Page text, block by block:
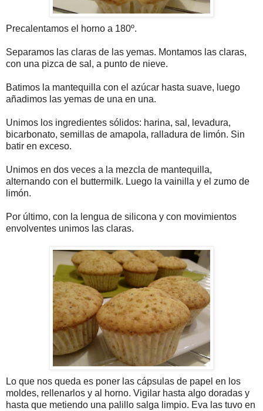
Precalentamos el horno a 180º.
Separamos las claras de las yemas. Montamos las claras,
con una pizca de sal, a punto de nieve.
Batimos la mantequilla con el azúcar hasta suave, luego
añadimos las yemas de una en una.
Unimos los ingredientes sólidos: harina, sal, levadura,
bicarbonato, semillas de amapola, ralladura de limón. Sin
batir en exceso.
Unimos en dos veces a la mezcla de mantequilla,
alternando con el buttermilk. Luego la vainilla y el zumo de
limón.
Por último, con la lengua de silicona y con movimientos
envolventes unimos las claras.
Lo que nos queda es poner las cápsulas de papel en los
moldes, rellenarlos y al horno. Vigilar hasta algo doradas y
hasta que metiendo una palillo salga limpio. Eva las tuvo en